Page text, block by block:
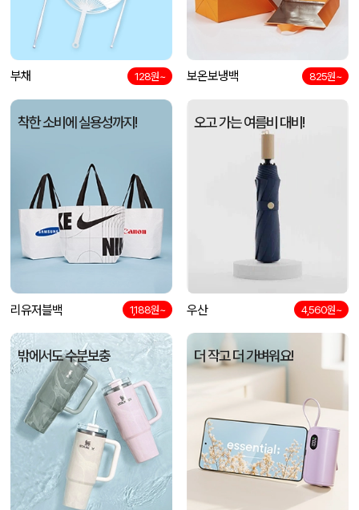
KOO [주문제작] 에코백 맞춤 제작 서비스 08-06
선OO
한OO 미니형 미니고급형 부직포가방
자바 제트라인베이비 (0.38mm)(자바공식인증대리점)
부채 128원~ 보온보냉백 825원~
착한 소비에 실용성까지!
리유저블백 1,188원~
오고 가는 여름비 대비!
우산 4,560원~
밖에서도 수분보충 더 작고 더 가벼워요!